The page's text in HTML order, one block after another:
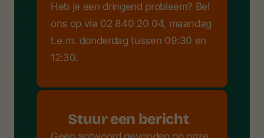
Heb je een dringend probleem? Bel
ons op via 02 840 20 04, maandag
t.e.m. donderdag tussen 09:30 en
12:30.
Stuur een bericht